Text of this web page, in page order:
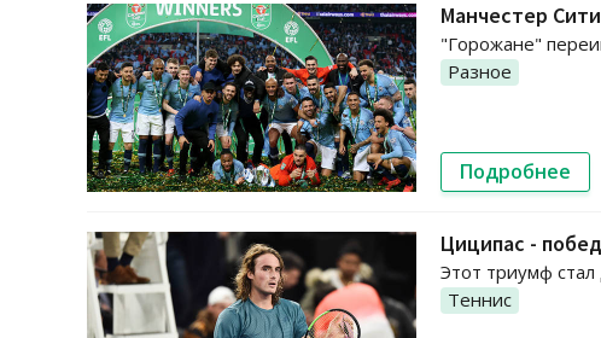
Манчестер
"Горожане"
Разное
Подробнее
Циципас -
Этот триумф
Теннис